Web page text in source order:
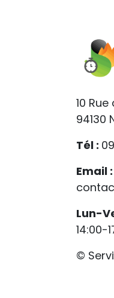
10
94130
Tél :
Email :
Lun-
14:00-
©